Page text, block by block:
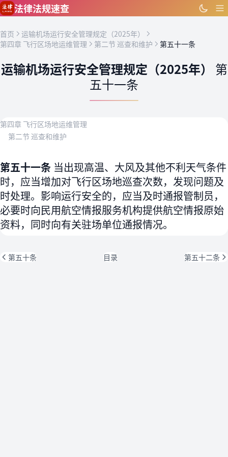
跳到主要内容
法律法规速查
首页
运输机场运行安全管理规定（2025年）
第四章 飞行区场地运维管理
第二节 巡查和维护 第五十一条
运输机场运行安全管理规定（2025年） 第
五十一条
第四章 飞行区场地运维管理
第二节 巡查和维护
第五十一条 当出现高温、大风及其他不利天气条件
时，应当增加对飞行区场地巡查次数，发现问题及
时处理。影响运行安全的，应当及时通报管制员，
必要时向民用航空情报服务机构提供航空情报原始
资料，同时向有关驻场单位通报情况。
第五十条 目录 第五十二条